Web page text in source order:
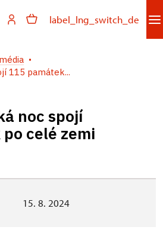
label_lng_switch_de
115 památek...
noc spojí
celé zemi
15. 8. 2024